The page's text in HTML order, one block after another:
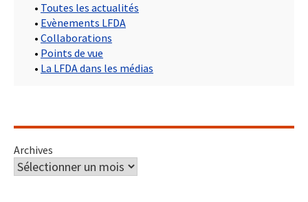
• Toutes les actualités
• Evènements LFDA
• Collaborations
• Points de vue
• La LFDA dans les médias
Archives